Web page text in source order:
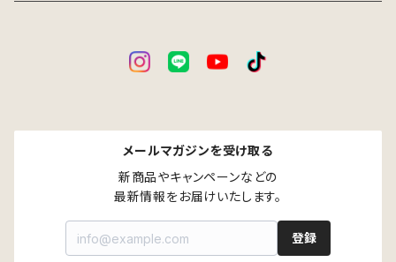
メールマガジンを受け取る
新商品やキャンペーンなどの
最新情報をお届けいたします。
登録